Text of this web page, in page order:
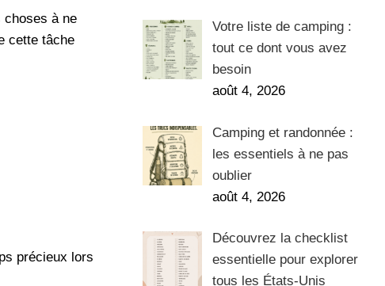
choses à ne
cette tâche
précieux lors
Votre liste de camping :
tout ce dont vous avez
besoin
août 4, 2026
Camping et randonnée :
les essentiels à ne pas
oublier
août 4, 2026
Découvrez la checklist
essentielle pour explorer
tous les États-Unis